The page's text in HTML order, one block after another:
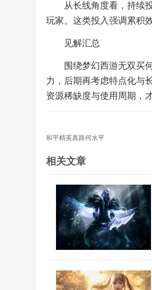
从长线角度看，持续
玩家。这类投入强调累积
见解汇总
围绕梦幻西游无双买
力，后期再考虑特点化与
资源稀缺度与使用周期，
和平精英真路何水平
相关文章